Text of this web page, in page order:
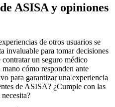
ASISA y opiniones
de otros usuarios se
invaluable para tomar decisiones
un seguro médico
cómo responden ante
para garantizar una experiencia
de ASISA? ¿Cumple con las